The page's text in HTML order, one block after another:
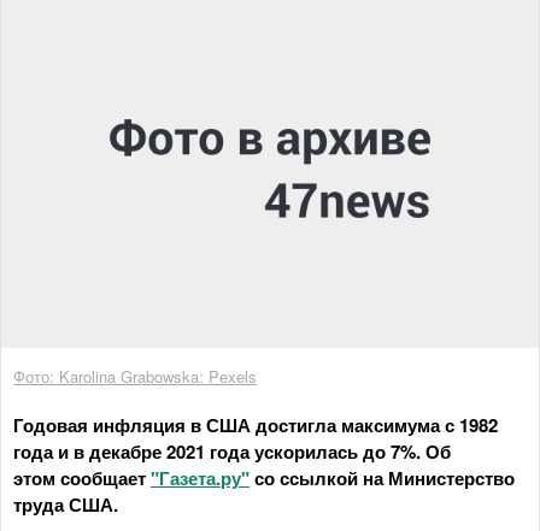
Фото: Karolina Grabowska: Pexels
Годовая инфляция в США достигла максимума с 1982
года и в декабре 2021 года ускорилась до 7%. Об
этом сообщает"Газета.ру"со ссылкой на Министерство
труда США.